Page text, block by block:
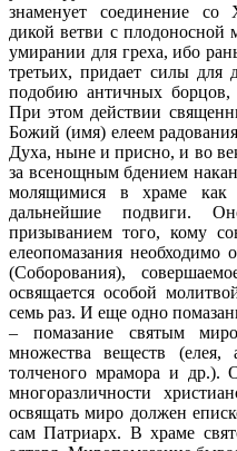
знаменует соединение
дикой ветви с плодоносной
умирании для греха, ибо
третьих, придает силы для
подобию античных борцов,
При этом действии
Божий (имя) елеем
Духа, ныне и присно, и во
за всенощным бдением
молящимися в храме как
дальнейшие подвиги.
призыванием того, кому
елеопомазания необходимо
(Соборования),
освящается особой
семь раз. И еще одно
– помазание святым
множества веществ (елея,
толченого мрамора и др.).
многоразличности
освящать миро должен
сам Патриарх. В храме